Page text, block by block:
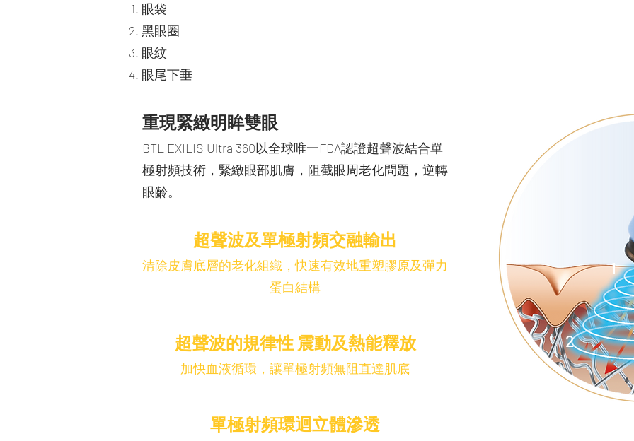
眼袋
黑眼圈
眼紋
眼尾下垂
重現緊緻明眸雙眼
BTL EXILIS Ultra 360以全球唯一FDA認證超聲波結合單
極射頻技術，緊緻眼部肌膚，阻截眼周老化問題，逆轉
眼齡。
超聲波及單極射頻交融輸出
清除皮膚底層的老化組織，快速有效地重塑膠原及彈力
蛋白結構
超聲波的規律性 震動及熱能釋放
加快血液循環，讓單極射頻無阻直達肌底
單極射頻環迴立體滲透
1
2